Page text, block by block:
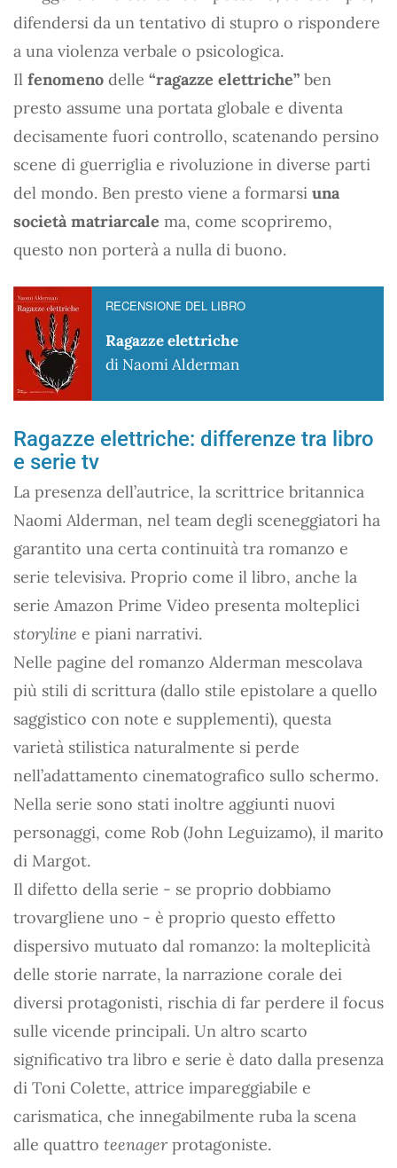
difendersi da un tentativo di stupro o rispondere
a una violenza verbale o psicologica.
Il fenomeno delle “ragazze elettriche” ben
presto assume una portata globale e diventa
decisamente fuori controllo, scatenando persino
scene di guerriglia e rivoluzione in diverse parti
del mondo. Ben presto viene a formarsi una
società matriarcale ma, come scopriremo,
questo non porterà a nulla di buono.
RECENSIONE DEL LIBRO
Ragazze elettriche
di Naomi Alderman
Ragazze elettriche: differenze tra libro
e serie tv
La presenza dell’autrice, la scrittrice britannica
Naomi Alderman, nel team degli sceneggiatori ha
garantito una certa continuità tra romanzo e
serie televisiva. Proprio come il libro, anche la
serie Amazon Prime Video presenta molteplici
storyline e piani narrativi.
Nelle pagine del romanzo Alderman mescolava
più stili di scrittura (dallo stile epistolare a quello
saggistico con note e supplementi), questa
varietà stilistica naturalmente si perde
nell’adattamento cinematografico sullo schermo.
Nella serie sono stati inoltre aggiunti nuovi
personaggi, come Rob (John Leguizamo), il marito
di Margot.
Il difetto della serie - se proprio dobbiamo
trovargliene uno - è proprio questo effetto
dispersivo mutuato dal romanzo: la molteplicità
delle storie narrate, la narrazione corale dei
diversi protagonisti, rischia di far perdere il focus
sulle vicende principali. Un altro scarto
significativo tra libro e serie è dato dalla presenza
di Toni Colette, attrice impareggiabile e
carismatica, che innegabilmente ruba la scena
alle quattro teenager protagoniste.